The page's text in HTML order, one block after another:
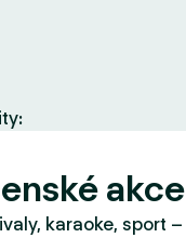
akce
karaoke, sport –